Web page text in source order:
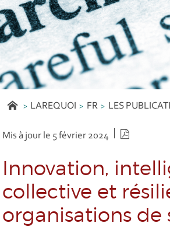
LAREQUOI FR LES
Mis à jour le 5 février 2024
Innovation,
collective et
organisations de